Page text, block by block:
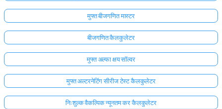
मुफ्त बीजगणित मास्टर
बीजगणित कैलकुलेटर
मुफ्त अल्फा क्षय सॉल्वर
मुफ्त अल्टरनेटिंग सीरीज टेस्ट कैलकुलेटर
निःशुल्क वैकल्पिक न्यूनतम कर कैलकुलेटर